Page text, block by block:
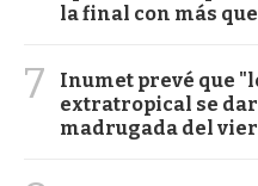
la final con más
7
Inumet prevé que
extratropical se
madrugada del